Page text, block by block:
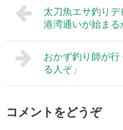
太刀魚エサ釣り
港湾通いが始まる
おかず釣り師が
る人ぞ」
コメントをどうぞ